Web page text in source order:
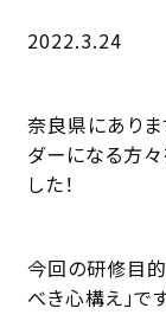
2022.3.24
奈良県にありま
ダーになる方
した！
今回の研修目的
べき心構え」です